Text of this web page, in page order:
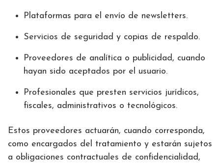
Plataformas para el envío de newsletters.
Servicios de seguridad y copias de respaldo.
Proveedores de analítica o publicidad, cuando
hayan sido aceptados por el usuario.
Profesionales que presten servicios jurídicos,
fiscales, administrativos o tecnológicos.
Estos proveedores actuarán, cuando corresponda,
como encargados del tratamiento y estarán sujetos
a obligaciones contractuales de confidencialidad,